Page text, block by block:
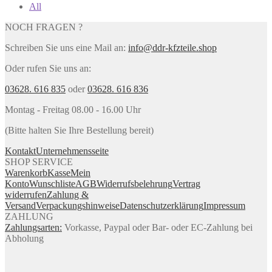
All
NOCH FRAGEN ?
Schreiben Sie uns eine Mail an: info@ddr-kfzteile.shop
Oder rufen Sie uns an:
03628. 616 835 oder03628. 616 836
Montag - Freitag 08.00 - 16.00 Uhr
(Bitte halten Sie Ihre Bestellung bereit)
KontaktUnternehmensseite
SHOP SERVICE
WarenkorbKasseMein
KontoWunschlisteAGBWiderrufsbelehrungVertrag
widerrufenZahlung &
VersandVerpackungshinweiseDatenschutzerklärungImpressum
ZAHLUNG
Zahlungsarten: Vorkasse, Paypal oder Bar- oder EC-Zahlung bei
Abholung